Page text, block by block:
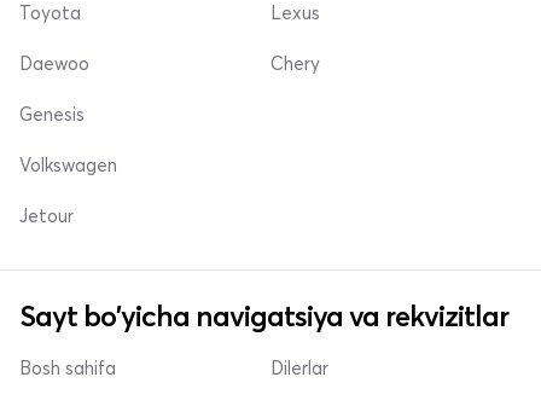
Toyota
Daewoo
Lexus
Chery
Genesis
Volkswagen
Jetour
Sayt bo'yicha navigatsiya va rekvizitlar
Bosh sahifa Dilerlar